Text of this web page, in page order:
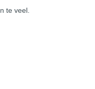
te veel.